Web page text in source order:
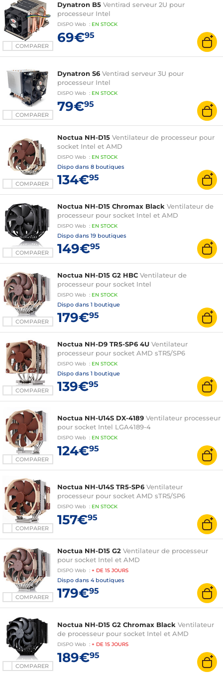
COMPARER
Dynatron B5 Ventirad serveur 2U pour
processeur Intel
DISPO Web : EN STOCK
69€95
COMPARER
Dynatron S6 Ventirad serveur 3U pour
processeur Intel
DISPO Web : EN STOCK
79€95
COMPARER
Noctua NH-D15 Ventilateur de processeur pour
socket Intel et AMD
DISPO Web : EN STOCK
Dispo dans 8 boutiques
134€95
COMPARER
Noctua NH-D15 Chromax Black Ventilateur de
processeur pour socket Intel et AMD
DISPO Web : EN STOCK
Dispo dans 19 boutiques
149€95
COMPARER
Noctua NH-D15 G2 HBC Ventilateur de
processeur pour socket Intel
DISPO Web : EN STOCK
Dispo dans 1 boutique
179€95
COMPARER
Noctua NH-D9 TR5-SP6 4U Ventilateur
processeur pour socket AMD sTR5/SP6
DISPO Web : EN STOCK
Dispo dans 1 boutique
139€95
COMPARER
Noctua NH-U14S DX-4189 Ventilateur processeur
pour socket Intel LGA4189-4
DISPO Web : EN STOCK
124€95
COMPARER
Noctua NH-U14S TR5-SP6 Ventilateur
processeur pour socket AMD sTR5/SP6
DISPO Web : EN STOCK
157€95
COMPARER
Noctua NH-D15 G2 Ventilateur de processeur
pour socket Intel et AMD
DISPO Web : + DE 15 JOURS
Dispo dans 4 boutiques
179€95
COMPARER
Noctua NH-D15 G2 Chromax Black Ventilateur
de processeur pour socket Intel et AMD
DISPO Web : + DE 15 JOURS
189€95